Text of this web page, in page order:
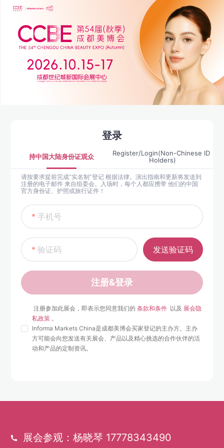
登录
持中国大陆身份证观众
Register/Login(Non-Chinese lD
Holders)
请按要求提前完成“实名制”登记 根据法律。演出指南和更新将发送到
注册的电子邮件 来自组委会。入场时，每个人都应携带 他们的中国
官方身份证、护照或旅行证件！
手机号
发送验证码
验证码
注册&登录
注册参加此展会，即表示您同意我们的 条款和条件 以及 展会隐
私政策 。
Informa Markets China是成都美博会买家登记的主办方。主办
方可能会向您发送有关展会、产品以及精心挑选的合作伙伴的活
动和产品的定制资讯。
展会参观：杨晓琴 17778343490